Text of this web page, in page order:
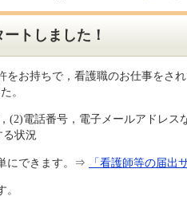
トしました！
お持ちで，看護職のお仕事をさ
。
(2)電話番号，電子メールアドレス
る状況
にできます。⇒ 「看護師等の届出